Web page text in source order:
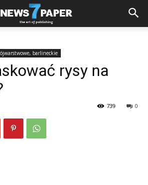
barlineckie
rysy na
0
739